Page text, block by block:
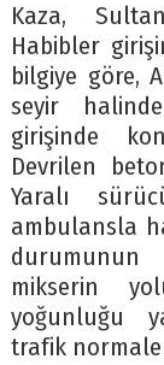
Kaza,
Habibler
bilgiye göre,
seyir
girişinde
Devrilen
Yaralı
ambulansla
mikserin
yoğunluğu
trafik